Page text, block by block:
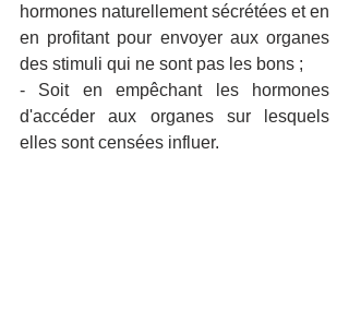
hormones naturellement sécrétées et en
en profitant pour envoyer aux organes
des stimuli qui ne sont pas les bons ;
- Soit en empêchant les hormones
d'accéder aux organes sur lesquels
elles sont censées influer.